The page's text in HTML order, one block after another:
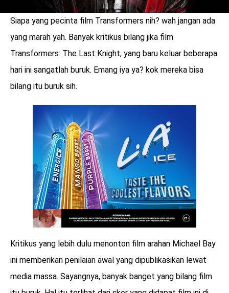
menarik
Siapa yang pecinta film Transformers nih? wah jangan ada
yang marah yah. Banyak kritikus bilang jika film
Transformers: The Last Knight, yang baru keluar beberapa
hari ini sangatlah buruk. Emang iya ya? kok mereka bisa
bilang itu buruk sih.
Kritikus yang lebih dulu menonton film arahan Michael Bay
ini memberikan penilaian awal yang dipublikasikan lewat
media massa. Sayangnya, banyak banget yang bilang film